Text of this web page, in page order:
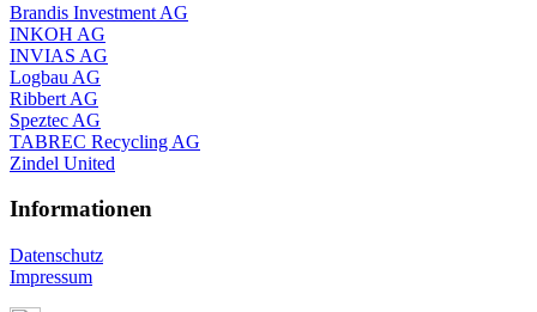
Brandis Investment AG
INKOH AG
INVIAS AG
Logbau AG
Ribbert AG
Speztec AG
TABREC Recycling AG
Zindel United
Informationen
Datenschutz
Impressum